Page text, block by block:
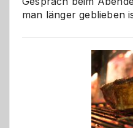
man länger geblieben